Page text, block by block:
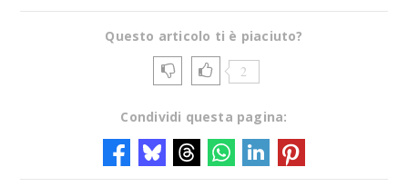
Questo articolo ti è piaciuto?
2
Condividi questa pagina: